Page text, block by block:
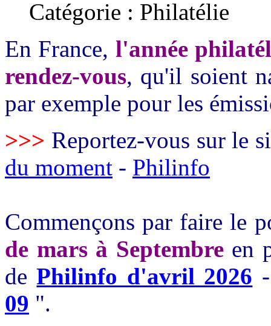
Catégorie : Philatélie
En France, l'année
rendez-vous, qu'il soient
par exemple pour les
>>> Reportez-vous sur le
du moment - Philinfo
Commençons par faire le
de mars à Septembreen
dePhilinfo d'avril 2026
09 ".